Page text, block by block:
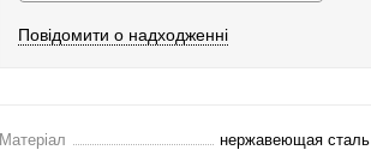
Повідомити о надходженні
Матеріал
нержавеющая сталь